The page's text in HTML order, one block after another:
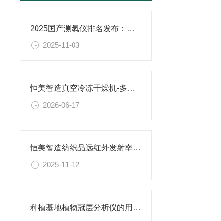
2025国产测氡仪排名发布：恒美智造，多参数赋能氡检测
2025-11-03
恒美智造真空冷冻干燥机-多歧管冻干机制药应用场景实测分析
2026-06-17
恒美智造纺织品远红外发射率测试仪知识图谱报告书：满足批量检测需求
2025-11-12
种植基地植物冠层分析仪的用途有哪些@【携带方便】叶面积指数测量仪